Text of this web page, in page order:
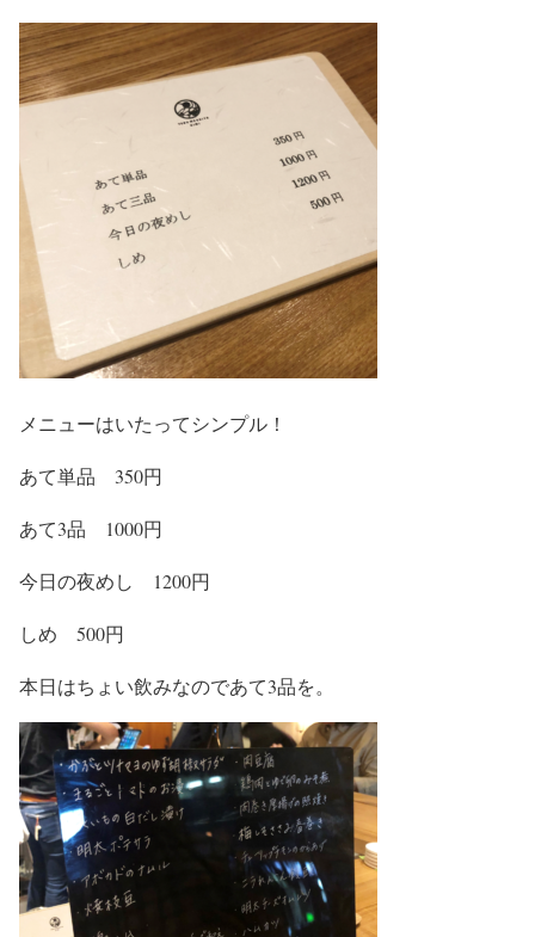
メニューはいたってシンプル！
あて単品 350円
あて3品 1000円
今日の夜めし 1200円
しめ 500円
本日はちょい飲みなのであて3品を。